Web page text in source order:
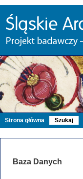
Strona główna Szukaj
Baza Danych